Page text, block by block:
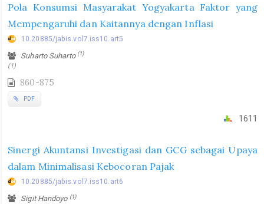
Pola Konsumsi Masyarakat Yogyakarta Faktor yang
Mempengaruhi dan Kaitannya dengan Inflasi
10.20885/jabis.vol7.iss10.art5
Suharto Suharto (1)
(1)
860-875
PDF
1611
Sinergi Akuntansi Investigasi dan GCG sebagai Upaya
dalam Minimalisasi Kebocoran Pajak
10.20885/jabis.vol7.iss10.art6
Sigit Handoyo (1)